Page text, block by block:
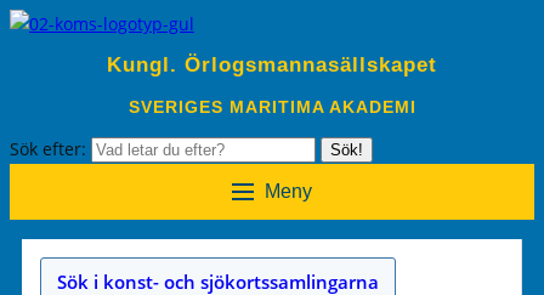
Kungl. Örlogsmannasällskapet
SVERIGES MARITIMA AKADEMI
Sök efter: Sök!
Meny
Sök i konst- och sjökortssamlingarna